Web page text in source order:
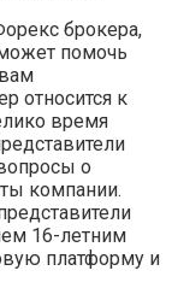
брокера,
помочь
относится к
время
о
компании.
16-летним
платформу и